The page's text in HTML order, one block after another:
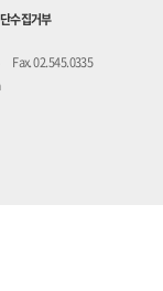
수집거부
Fax. 02.545.0335